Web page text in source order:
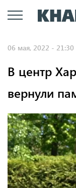
06 мая, 2022 - 21:30
В центр
вернули